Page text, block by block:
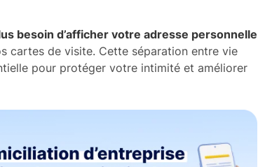
besoin d’afficher votre adresse personnelle
cartes de visite. Cette séparation entre vie
pour protéger votre intimité et améliorer